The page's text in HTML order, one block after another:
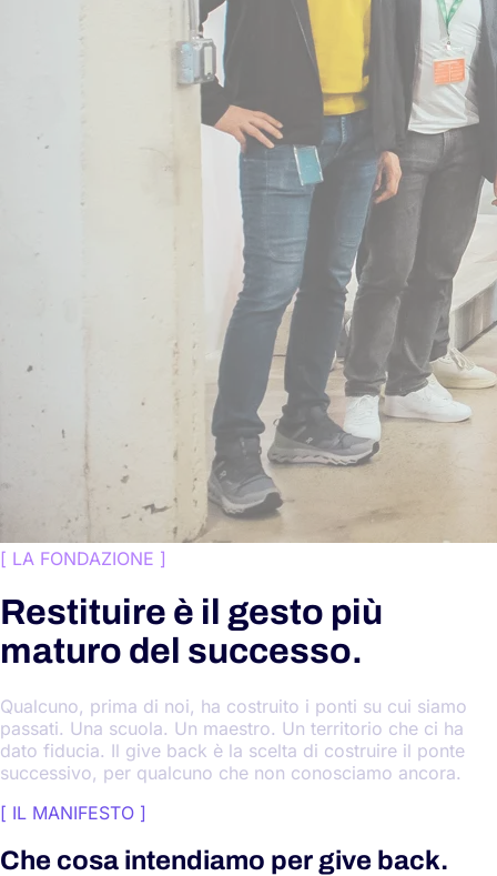
[ LA FONDAZIONE ]
Restituire è il gesto più
maturo del successo.
Qualcuno, prima di noi, ha costruito i ponti su cui siamo
passati. Una scuola. Un maestro. Un territorio che ci ha
dato fiducia. Il give back è la scelta di costruire il ponte
successivo, per qualcuno che non conosciamo ancora.
[ IL MANIFESTO ]
Che cosa intendiamo per give back.